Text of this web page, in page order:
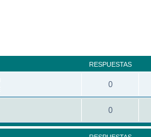
RESPUESTAS
0
0